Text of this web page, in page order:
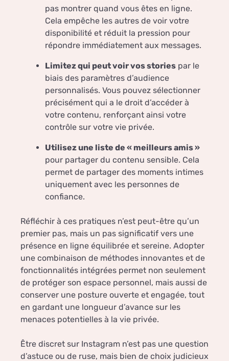
pas montrer quand vous êtes en ligne.
Cela empêche les autres de voir votre
disponibilité et réduit la pression pour
répondre immédiatement aux messages.
Limitez qui peut voir vos stories par le
biais des paramètres d’audience
personnalisés. Vous pouvez sélectionner
précisément qui a le droit d’accéder à
votre contenu, renforçant ainsi votre
contrôle sur votre vie privée.
Utilisez une liste de « meilleurs amis »
pour partager du contenu sensible. Cela
permet de partager des moments intimes
uniquement avec les personnes de
confiance.
Réfléchir à ces pratiques n’est peut-être qu’un
premier pas, mais un pas significatif vers une
présence en ligne équilibrée et sereine. Adopter
une combinaison de méthodes innovantes et de
fonctionnalités intégrées permet non seulement
de protéger son espace personnel, mais aussi de
conserver une posture ouverte et engagée, tout
en gardant une longueur d’avance sur les
menaces potentielles à la vie privée.
Être discret sur Instagram n’est pas une question
d’astuce ou de ruse, mais bien de choix judicieux